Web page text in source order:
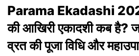
Parama Ekadashi
की आखिरी एकादशी कब है?
व्रत की पूजा विधि और